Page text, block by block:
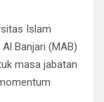
Islam
Banjari (MAB)
masa jabatan